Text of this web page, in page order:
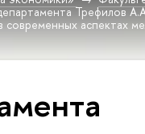
Трефилов
аспектах